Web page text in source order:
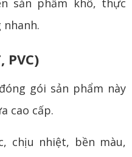
PVC)
gói sản phẩm này
cao cấp.
chịu nhiệt, bền màu,